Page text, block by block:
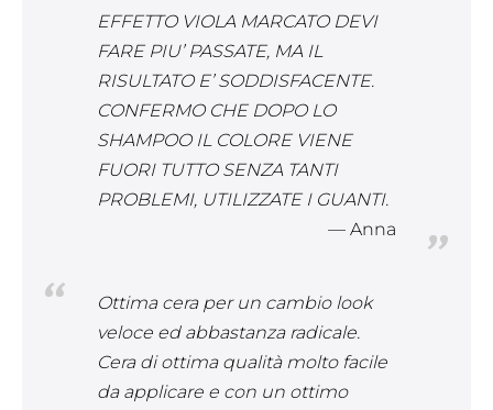
EFFETTO VIOLA MARCATO DEVI
FARE PIU’ PASSATE, MA IL
RISULTATO E’ SODDISFACENTE.
CONFERMO CHE DOPO LO
SHAMPOO IL COLORE VIENE
FUORI TUTTO SENZA TANTI
PROBLEMI, UTILIZZATE I GUANTI.
Anna
Ottima cera per un cambio look
veloce ed abbastanza radicale.
Cera di ottima qualità molto facile
da applicare e con un ottimo